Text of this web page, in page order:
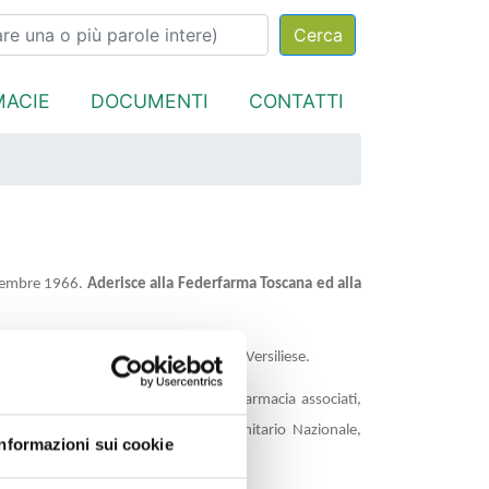
sui cookie
DOCUMENTI CONTATTI
1966. Aderisce alla Federfarma Toscana ed alla
Lucchese fino a quelle del Litorale Versiliese.
culturali e morali dei titolari di farmacia associati,
all’interno del Servizio Sanitario Nazionale,